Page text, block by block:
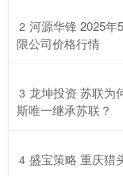
2 河源华锋 2025年
限公司价格行情
3 龙坤投资 苏联为
斯唯一继承苏联？
4 盛宝策略 重庆猎